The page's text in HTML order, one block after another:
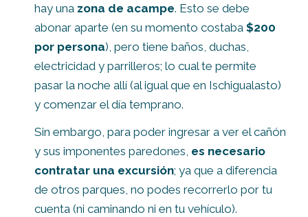
hay una zona de acampe. Esto se debe
abonar aparte (en su momento costaba $200
por persona), pero tiene baños, duchas,
electricidad y parrilleros; lo cual te permite
pasar la noche allí (al igual que en Ischigualasto)
y comenzar el día temprano.
Sin embargo, para poder ingresar a ver el cañón
y sus imponentes paredones, es necesario
contratar una excursión; ya que a diferencia
de otros parques, no podes recorrerlo por tu
cuenta (ni caminando ni en tu vehículo).